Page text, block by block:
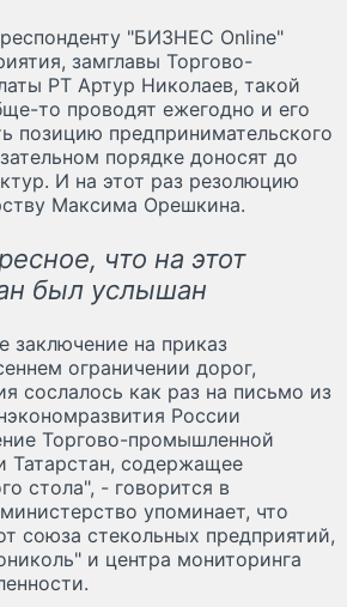
"БИЗНЕС Online"
замглавы Торгово-
РТ Артур Николаев, такой
то проводят ежегодно и его
позицию предпринимательского
порядке доносят до
И на этот раз резолюцию
Максима Орешкина.
что на этот
был услышан
заключение на приказ
ограничении дорог,
сослалось как раз на письмо из
России
Торгово-промышленной
Татарстан, содержащее
стола", - говорится в
упоминает, что
союза стекольных предприятий,
и центра мониторинга